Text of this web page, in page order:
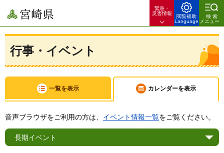
宮崎県
緊急・
災害情報
閲覧補助
Language
検索
メニュー
行事・イベント
一覧を表示 カレンダーを表示
音声ブラウザをご利用の方は、 イベント情報一覧をご覧ください。
長期イベント